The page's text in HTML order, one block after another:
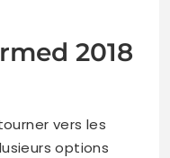
2018
vers les
options